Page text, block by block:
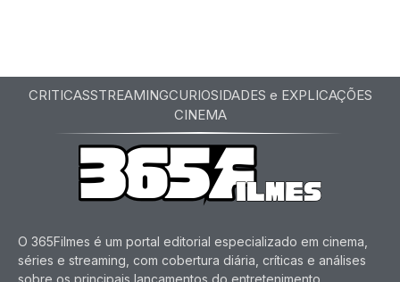
CRITICASSTREAMINGCURIOSIDADES e EXPLICAÇÕES
CINEMA
O 365Filmes é um portal editorial especializado em cinema,
séries e streaming, com cobertura diária, críticas e análises